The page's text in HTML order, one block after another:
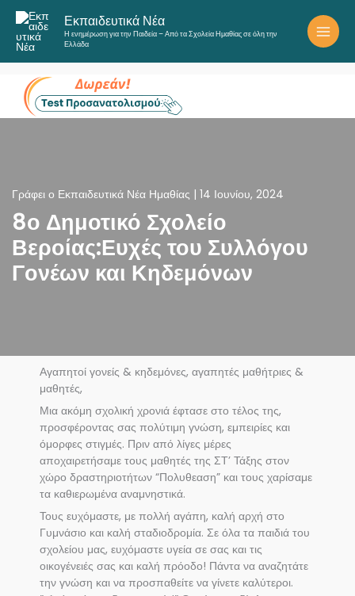
Μετάβαση
στο
περιεχόμενο
Εκπαιδευτικά Νέα
Η ενημέρωση για την Παιδεία – Από τα Σχολεία Ημαθίας σε όλη την
Ελλάδα
Γράφει ο Εκπαιδευτικά Νέα Ημαθίας 14 Ιουνίου, 2024
8ο Δημοτικό Σχολείο
Βεροίας:Ευχές του Συλλόγου
Γονέων και Κηδεμόνων
Αγαπητοί γονείς & κηδεμόνες, αγαπητές μαθήτριες &
μαθητές,
Μια ακόμη σχολική χρονιά έφτασε στο τέλος της,
προσφέροντας σας πολύτιμη γνώση, εμπειρίες και
όμορφες στιγμές. Πριν από λίγες μέρες
αποχαιρετήσαμε τους μαθητές της ΣΤ’ Τάξης στον
χώρο δραστηριοτήτων “Πολυθεαση” και τους χαρίσαμε
τα καθιερωμένα αναμνηστικά.
Τους ευχόμαστε, με πολλή αγάπη, καλή αρχή στο
Γυμνάσιο και καλή σταδιοδρομία. Σε όλα τα παιδιά του
σχολείου μας, ευχόμαστε υγεία σε σας και τις
οικογένειές σας και καλή πρόοδο! Πάντα να αναζητάτε
την γνώση και να προσπαθείτε να γίνετε καλύτεροι.